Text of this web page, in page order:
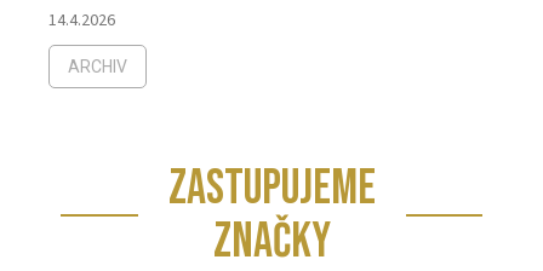
14.4.2026
ARCHIV
ZASTUPUJEME
ZNAČKY